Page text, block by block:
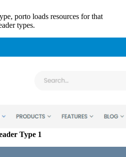
porto loads resources for that
types.
Type 1